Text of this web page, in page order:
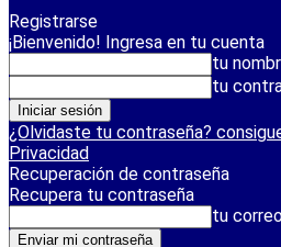
Registrarse
¡Bienvenido! Ingresa en tu cuenta
tu
tu
¿Olvidaste tu contraseña?
Privacidad
Recuperación de contraseña
Recupera tu contraseña
tu